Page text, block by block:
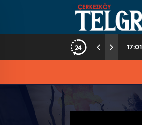
17:01